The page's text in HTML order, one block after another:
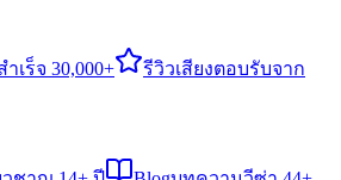
เร็จ 30,000+ รีวิวเสียงตอบรับจาก